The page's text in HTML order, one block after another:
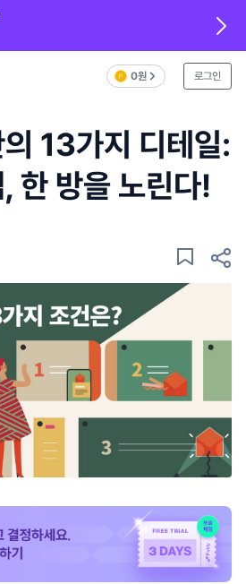
0원 로그인
13가지 디테일:
한 방을 노린다!